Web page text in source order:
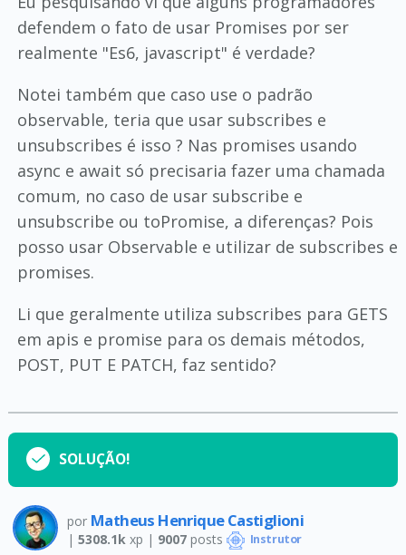
defendem o fato de usar Promises por ser
realmente "Es6, javascript" é verdade?
Notei também que caso use o padrão
observable, teria que usar subscribes e
unsubscribes é isso ? Nas promises usando
async e await só precisaria fazer uma chamada
comum, no caso de usar subscribe e
unsubscribe ou toPromise, a diferenças? Pois
posso usar Observable e utilizar de subscribes e
promises.
Li que geralmente utiliza subscribes para GETS
em apis e promise para os demais métodos,
POST, PUT E PATCH, faz sentido?
SOLUÇÃO!
por Matheus Henrique Castiglioni
| 5308.1k xp | 9007posts Instrutor